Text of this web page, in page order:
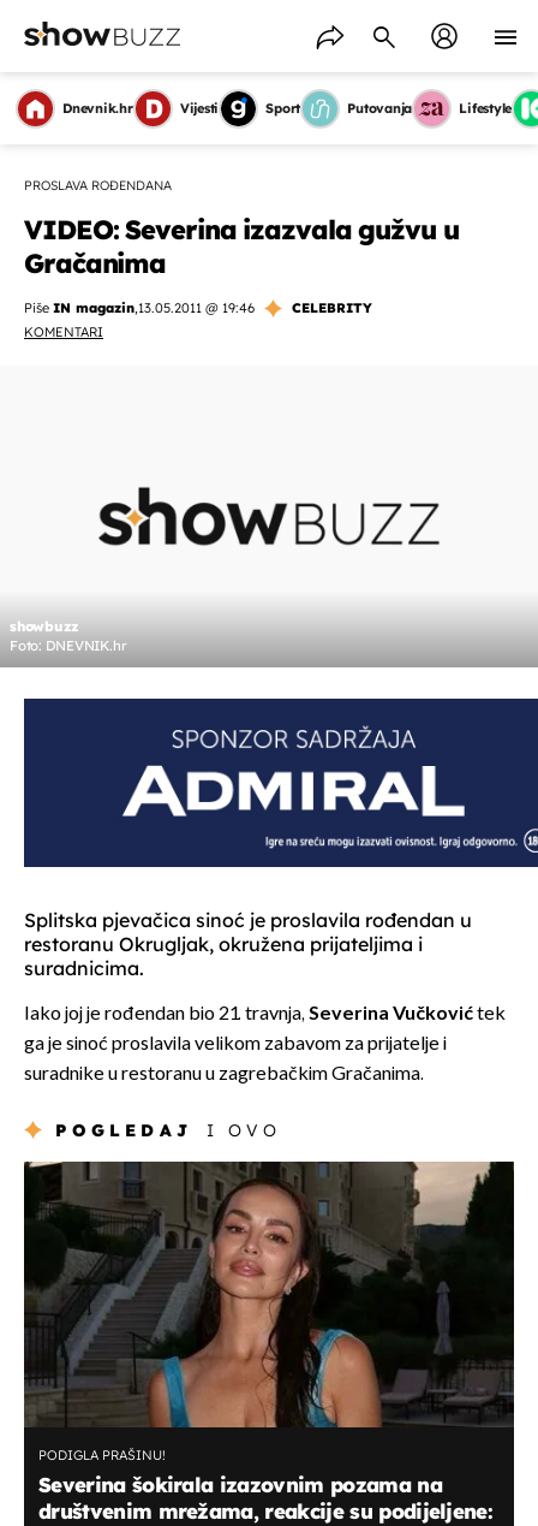
Dnevnik.hr Vijesti Sport Putovanja Lifestyle
PROSLAVA ROĐENDANA
VIDEO: Severina izazvala gužvu u
Gračanima
Piše IN magazin,13.05.2011 @ 19:46
CELEBRITY
KOMENTARI
showbuzz
Foto: DNEVNIK.hr
Splitska pjevačica sinoć je proslavila rođendan u
restoranu Okrugljak, okružena prijateljima i
suradnicima.
Iako joj je rođendan bio 21. travnja,Severina Vučkovićtek
ga je sinoć proslavila velikom zabavom za prijatelje i
suradnike u restoranu u zagrebačkim Gračanima.
POGLEDAJ I OVO
PODIGLA PRAŠINU!
Severina šokirala izazovnim pozama na
društvenim mrežama, reakcije su podijeljene: